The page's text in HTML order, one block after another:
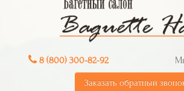
8 (800) 300-82-92
Заказать обратный